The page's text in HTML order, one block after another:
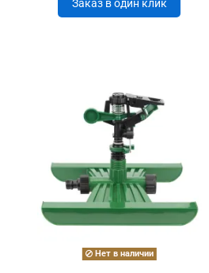
Заказ в один клик
Нет в наличии